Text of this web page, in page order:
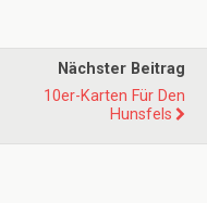
Nächster Beitrag
10er-Karten Für Den
Hunsfels